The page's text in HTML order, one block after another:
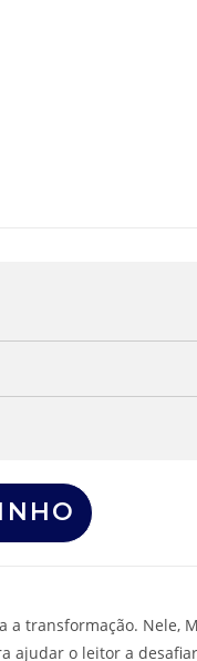
a transformação. Nele,
ajudar o leitor a